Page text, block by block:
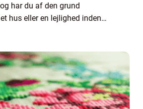
har du af den grund
hus eller en lejlighed inden